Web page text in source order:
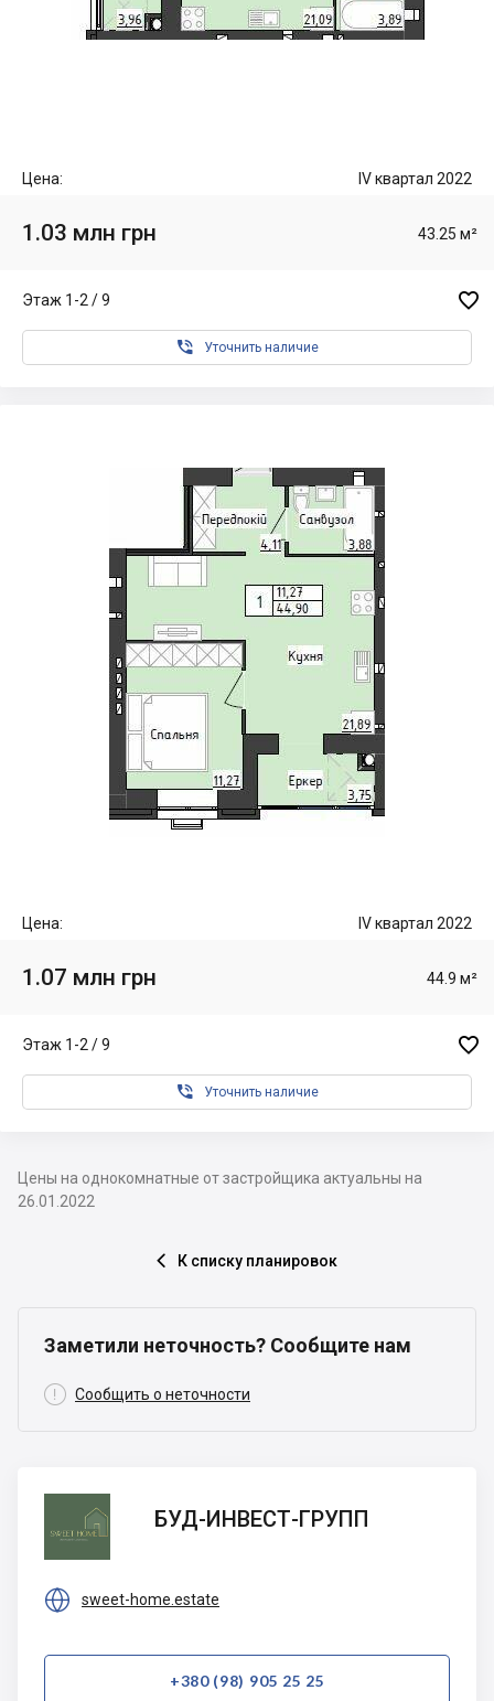
Цена: IV квартал 2022
1.03 млн грн 43.25 м²
Этаж 1-2 / 9 
 Уточнить наличие
Цена: IV квартал 2022
1.07 млн грн 44.9 м²
Этаж 1-2 / 9 
 Уточнить наличие
Цены на однокомнатные от застройщика актуальны на
26.01.2022
 К списку планировок
Заметили неточность? Сообщите нам
 Сообщить о неточности
ИНВЕСТ-
ГРУПП
БУД-ИНВЕСТ-ГРУПП
 sweet-home.estate
+380 (98) 905 25 25